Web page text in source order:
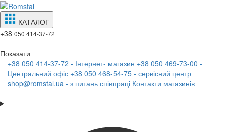
КАТАЛОГ
+38 050 414-37-72
Показати
+38 050 414-37-72 - Інтернет- магазин +38 050 469-73-00 -
Центральний офіс +38 050 468-54-75 - сервісний центр
shop@romstal.ua - з питань співпраці Контакти магазинів